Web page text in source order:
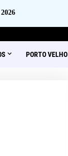
PORTO VELHO